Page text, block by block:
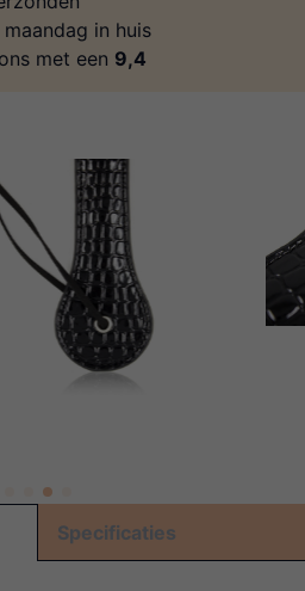
in huis
met een 9,4
Specificaties